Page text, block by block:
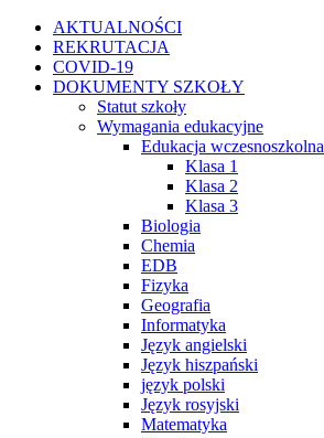
Przejdź
zawartości
Facebook
Instagram
WhatsApp
Twitter
YouTubeAKTUALNOŚCI
REKRUTACJA
COVID-19
DOKUMENTY SZKOŁY
Statut szkoły
Wymagania edukacyjne
Edukacja wczesnoszkolna
Klasa 1
Klasa 2
Klasa 3
Biologia
Chemia
EDB
Fizyka
Geografia
Informatyka
Język angielski
Język hiszpański
język polski
Język rosyjski
Matematyka